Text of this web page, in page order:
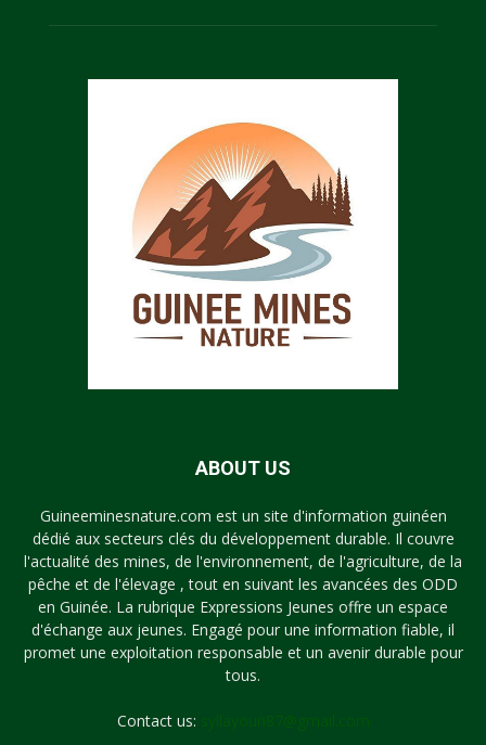
ABOUT US
Guineeminesnature.com est un site d'information guinéen
dédié aux secteurs clés du développement durable. Il couvre
l'actualité des mines, de l'environnement, de l'agriculture, de la
pêche et de l'élevage , tout en suivant les avancées des ODD
en Guinée. La rubrique Expressions Jeunes offre un espace
d'échange aux jeunes. Engagé pour une information fiable, il
promet une exploitation responsable et un avenir durable pour
tous.
Contact us: